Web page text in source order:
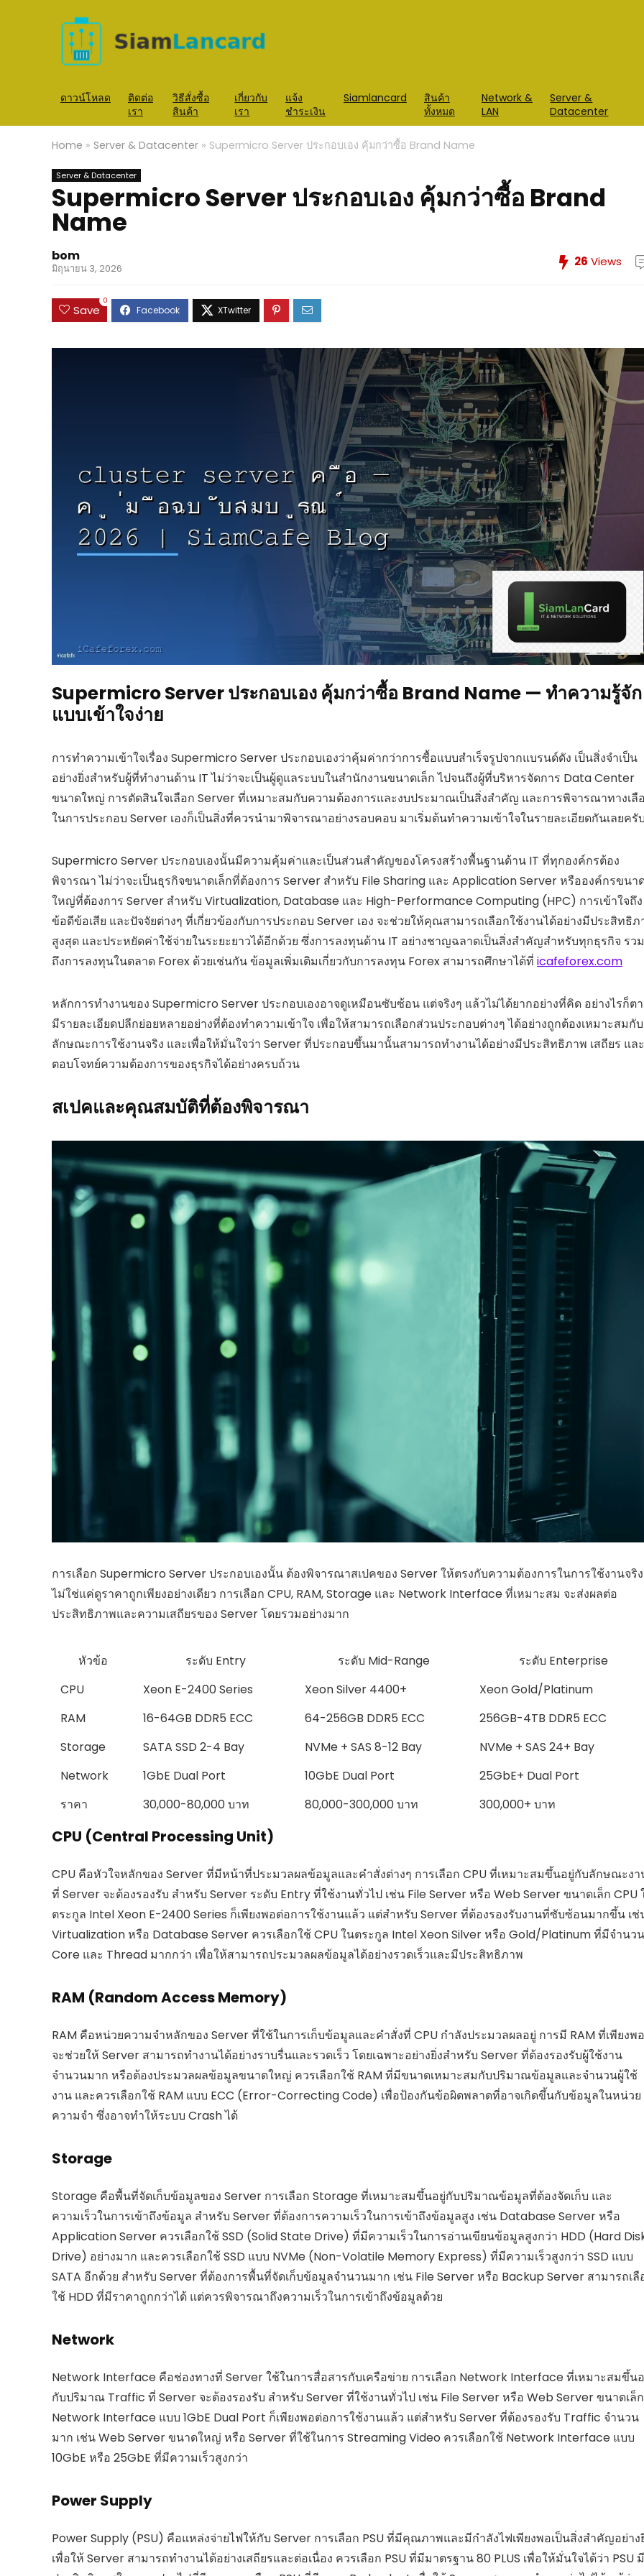
ดาวน์โหลด
ติดต่อ
เรา
วิธีสั่งซื้อ
สินค้า
เกี่ยวกับ
เรา
แจ้ง
ชำระเงิน
Siamlancard
สินค้า
ทั้งหมด
Network &
LAN
Server &
Datacenter
Home » Server & Datacenter » Supermicro Server ประกอบเอง คุ้มกว่าซื้อ Brand Name
Server & Datacenter
Supermicro Server ประกอบเอง คุ้มกว่าซื้อ Brand
Name
bom
มิถุนายน 3, 2026 26 Views
Save
0
Supermicro Server ประกอบเอง คุ้มกว่าซื้อ Brand Name — ทำความรู้จัก
แบบเข้าใจง่าย
การทำความเข้าใจเรื่อง Supermicro Server ประกอบเองว่าคุ้มค่ากว่าการซื้อแบบสำเร็จรูปจากแบรนด์ดัง เป็นสิ่งจำเป็น
อย่างยิ่งสำหรับผู้ที่ทำงานด้าน IT ไม่ว่าจะเป็นผู้ดูแลระบบในสำนักงานขนาดเล็ก ไปจนถึงผู้ที่บริหารจัดการ Data Center
ขนาดใหญ่ การตัดสินใจเลือก Server ที่เหมาะสมกับความต้องการและงบประมาณเป็นสิ่งสำคัญ และการพิจารณาทางเลื
ในการประกอบ Server เองก็เป็นสิ่งที่ควรนำมาพิจารณาอย่างรอบคอบ มาเริ่มต้นทำความเข้าใจในรายละเอียดกันเลยครั
Supermicro Server ประกอบเองนั้นมีความคุ้มค่าและเป็นส่วนสำคัญของโครงสร้างพื้นฐานด้าน IT ที่ทุกองค์กรต้อง
พิจารณา ไม่ว่าจะเป็นธุรกิจขนาดเล็กที่ต้องการ Server สำหรับ File Sharing และ Application Server หรือองค์กรขนา
ใหญ่ที่ต้องการ Server สำหรับ Virtualization, Database และ High-Performance Computing (HPC) การเข้าใจถึง
ข้อดีข้อเสีย และปัจจัยต่างๆ ที่เกี่ยวข้องกับการประกอบ Server เอง จะช่วยให้คุณสามารถเลือกใช้งานได้อย่างมีประสิทธิ
สูงสุด และประหยัดค่าใช้จ่ายในระยะยาวได้อีกด้วย ซึ่งการลงทุนด้าน IT อย่างชาญฉลาดเป็นสิ่งสำคัญสำหรับทุกธุรกิจ รวม
ถึงการลงทุนในตลาด Forex ด้วยเช่นกัน ข้อมูลเพิ่มเติมเกี่ยวกับการลงทุน Forex สามารถศึกษาได้ที่ icafeforex.com
หลักการทำงานของ Supermicro Server ประกอบเองอาจดูเหมือนซับซ้อน แต่จริงๆ แล้วไม่ได้ยากอย่างที่คิด อย่างไรก็ต
มีรายละเอียดปลีกย่อยหลายอย่างที่ต้องทำความเข้าใจ เพื่อให้สามารถเลือกส่วนประกอบต่างๆ ได้อย่างถูกต้องเหมาะสมกับ
ลักษณะการใช้งานจริง และเพื่อให้มั่นใจว่า Server ที่ประกอบขึ้นมานั้นสามารถทำงานได้อย่างมีประสิทธิภาพ เสถียร และ
ตอบโจทย์ความต้องการของธุรกิจได้อย่างครบถ้วน
สเปคและคุณสมบัติที่ต้องพิจารณา
การเลือก Supermicro Server ประกอบเองนั้น ต้องพิจารณาสเปคของ Server ให้ตรงกับความต้องการในการใช้งานจริง
ไม่ใช่แค่ดูราคาถูกเพียงอย่างเดียว การเลือก CPU, RAM, Storage และ Network Interface ที่เหมาะสม จะส่งผลต่อ
ประสิทธิภาพและความเสถียรของ Server โดยรวมอย่างมาก
หัวข้อ ระดับ Entry ระดับ Mid-Range
ระดับ Enterprise
CPU
Xeon E-2400 Series Xeon Silver 4400+
Xeon Gold/Platinum
RAM
16-64GB DDR5 ECC 64-256GB DDR5 ECC
256GB-4TB DDR5 ECC
Storage
SATA SSD 2-4 Bay NVMe + SAS 8-12 Bay
NVMe + SAS 24+ Bay
Network
1GbE Dual Port 10GbE Dual Port
25GbE+ Dual Port
ราคา
30,000-80,000 บาท 80,000-300,000 บาท 300,000+ บาท
CPU (Central Processing Unit)
CPU คือหัวใจหลักของ Server ที่มีหน้าที่ประมวลผลข้อมูลและคำสั่งต่างๆ การเลือก CPU ที่เหมาะสมขึ้นอยู่กับลักษณะง
ที่ Server จะต้องรองรับ สำหรับ Server ระดับ Entry ที่ใช้งานทั่วไป เช่น File Server หรือ Web Server ขนาดเล็ก CPU
ตระกูล Intel Xeon E-2400 Series ก็เพียงพอต่อการใช้งานแล้ว แต่สำหรับ Server ที่ต้องรองรับงานที่ซับซ้อนมากขึ้น เช่
Virtualization หรือ Database Server ควรเลือกใช้ CPU ในตระกูล Intel Xeon Silver หรือ Gold/Platinum ที่มีจำนวน
Core และ Thread มากกว่า เพื่อให้สามารถประมวลผลข้อมูลได้อย่างรวดเร็วและมีประสิทธิภาพ
RAM (Random Access Memory)
RAM คือหน่วยความจำหลักของ Server ที่ใช้ในการเก็บข้อมูลและคำสั่งที่ CPU กำลังประมวลผลอยู่ การมี RAM ที่เพียงพอ
จะช่วยให้ Server สามารถทำงานได้อย่างราบรื่นและรวดเร็ว โดยเฉพาะอย่างยิ่งสำหรับ Server ที่ต้องรองรับผู้ใช้งาน
จำนวนมาก หรือต้องประมวลผลข้อมูลขนาดใหญ่ ควรเลือกใช้ RAM ที่มีขนาดเหมาะสมกับปริมาณข้อมูลและจำนวนผู้ใช้
งาน และควรเลือกใช้ RAM แบบ ECC (Error-Correcting Code) เพื่อป้องกันข้อผิดพลาดที่อาจเกิดขึ้นกับข้อมูลในหน่วย
ความจำ ซึ่งอาจทำให้ระบบ Crash ได้
Storage
Storage คือพื้นที่จัดเก็บข้อมูลของ Server การเลือก Storage ที่เหมาะสมขึ้นอยู่กับปริมาณข้อมูลที่ต้องจัดเก็บ และ
ความเร็วในการเข้าถึงข้อมูล สำหรับ Server ที่ต้องการความเร็วในการเข้าถึงข้อมูลสูง เช่น Database Server หรือ
Application Server ควรเลือกใช้ SSD (Solid State Drive) ที่มีความเร็วในการอ่านเขียนข้อมูลสูงกว่า HDD (Hard
Drive) อย่างมาก และควรเลือกใช้ SSD แบบ NVMe (Non-Volatile Memory Express) ที่มีความเร็วสูงกว่า SSD แบบ
SATA อีกด้วย สำหรับ Server ที่ต้องการพื้นที่จัดเก็บข้อมูลจำนวนมาก เช่น File Server หรือ Backup Server สามารถเลื
ใช้ HDD ที่มีราคาถูกกว่าได้ แต่ควรพิจารณาถึงความเร็วในการเข้าถึงข้อมูลด้วย
Network
Network Interface คือช่องทางที่ Server ใช้ในการสื่อสารกับเครือข่าย การเลือก Network Interface ที่เหมาะสมขึ้น
กับปริมาณ Traffic ที่ Server จะต้องรองรับ สำหรับ Server ที่ใช้งานทั่วไป เช่น File Server หรือ Web Server ขนาดเล็ก
Network Interface แบบ 1GbE Dual Port ก็เพียงพอต่อการใช้งานแล้ว แต่สำหรับ Server ที่ต้องรองรับ Traffic จำนวน
มาก เช่น Web Server ขนาดใหญ่ หรือ Server ที่ใช้ในการ Streaming Video ควรเลือกใช้ Network Interface แบบ
10GbE หรือ 25GbE ที่มีความเร็วสูงกว่า
Power Supply
Power Supply (PSU) คือแหล่งจ่ายไฟให้กับ Server การเลือก PSU ที่มีคุณภาพและมีกำลังไฟเพียงพอเป็นสิ่งสำคัญอย่าง
เพื่อให้ Server สามารถทำงานได้อย่างเสถียรและต่อเนื่อง ควรเลือก PSU ที่มีมาตรฐาน 80 PLUS เพื่อให้มั่นใจได้ว่า PSU มี